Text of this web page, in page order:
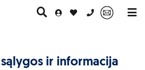
0 700 11007
ir informacija